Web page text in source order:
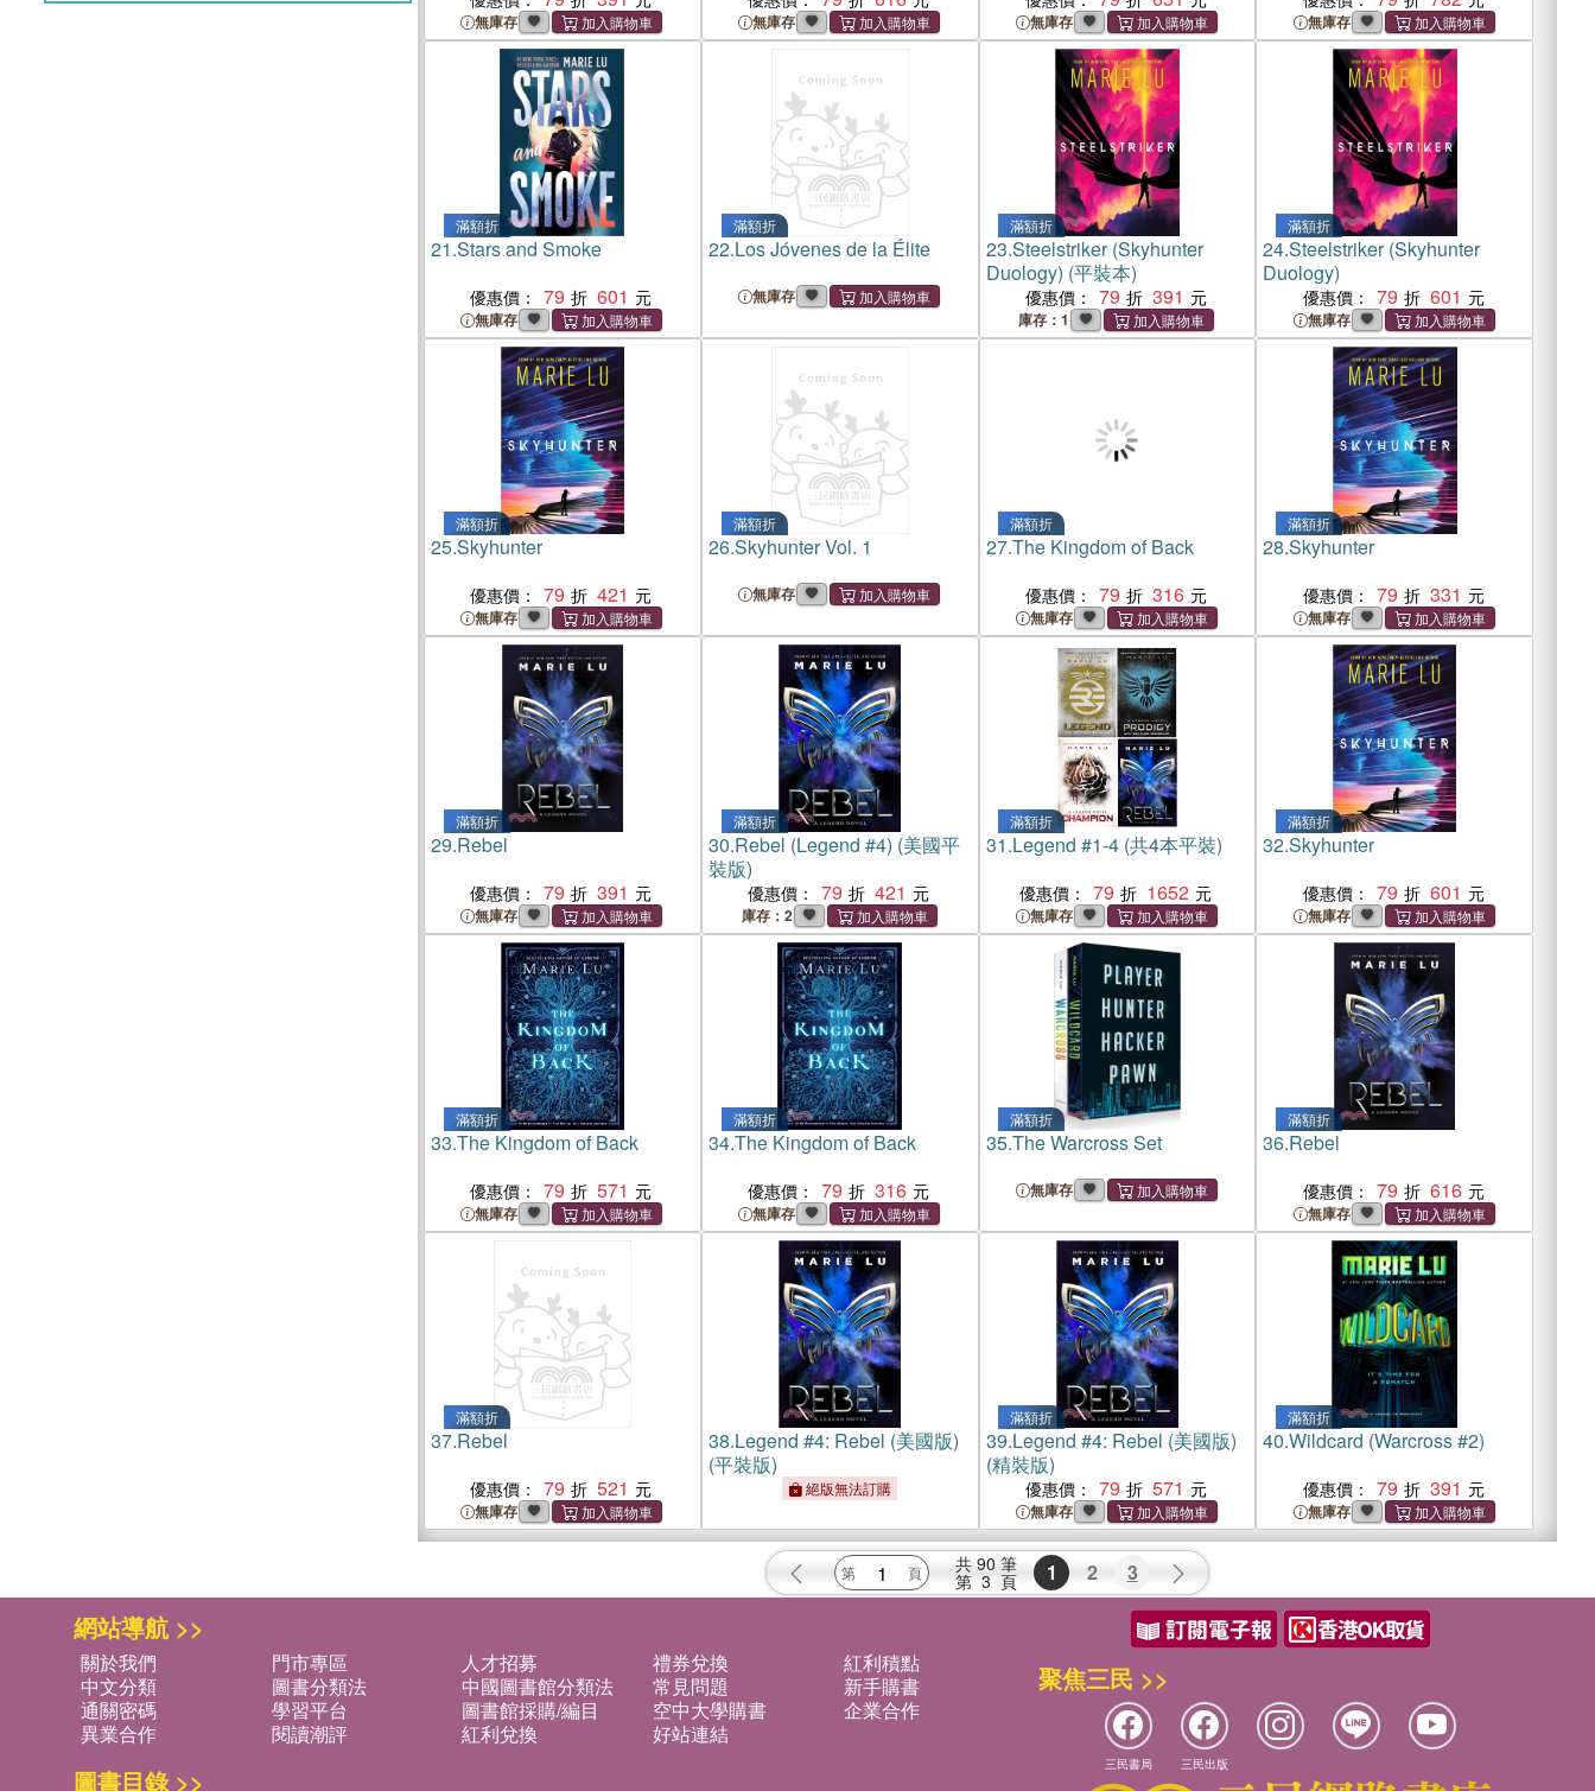
無庫存 無庫存 無庫存 無庫存
滿額折
21.Stars and Smoke
優惠價： 79 601
無庫存
滿額折
22.Los Jóvenes de la Élite
無庫存
滿額折
23.Steelstriker (Skyhunter
Duology) (平裝本)
優惠價： 79 391
庫存：1
滿額折
24.Steelstriker (Skyhunter
Duology)
優惠價： 79 601
無庫存
滿額折
25.Skyhunter
優惠價： 79 421
無庫存
滿額折
26.Skyhunter Vol. 1
無庫存
滿額折
27.The Kingdom of Back
優惠價： 79 316
無庫存
滿額折
28.Skyhunter
優惠價： 79 331
無庫存
滿額折
29.Rebel
優惠價： 79 391
無庫存
滿額折
30.Rebel (Legend #4) (美國平
裝版)
優惠價： 79 421
庫存：2
滿額折
31.Legend #1-4 (共4本平裝)
優惠價： 79 1652
無庫存
滿額折
32.Skyhunter
優惠價： 79 601
無庫存
滿額折
33.The Kingdom of Back
優惠價： 79 571
無庫存
滿額折
34.The Kingdom of Back
優惠價： 79 316
無庫存
滿額折
35.The Warcross Set
無庫存
滿額折
36.Rebel
優惠價： 79 616
無庫存
滿額折
37.Rebel
優惠價： 79 521
無庫存
38.Legend #4: Rebel (美國版)
(平裝版)
絕版無法訂購
滿額折
39.Legend #4: Rebel (美國版)
(精裝版)
優惠價： 79 571
無庫存
滿額折
40.Wildcard (Warcross #2)
優惠價： 79 391
無庫存
共 90 筆
第 3 頁 1 2 3
網站導航 >>
關於我們 門市專區 人才招募 禮券兌換
紅利積點
中文分類
圖書分類法 中國圖書館分類法 常見問題
新手購書
通關密碼
學習平台 圖書館採購/編目 空中大學購書
企業合作
異業合作
閱讀潮評 紅利兌換 好站連結
圖書目錄 >>
聚焦三民 >>
三民書局 三民出版